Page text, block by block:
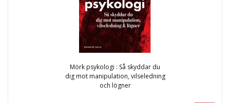
Mörk psykologi : Så skyddar du
dig mot manipulation, vilseledning
och lögner